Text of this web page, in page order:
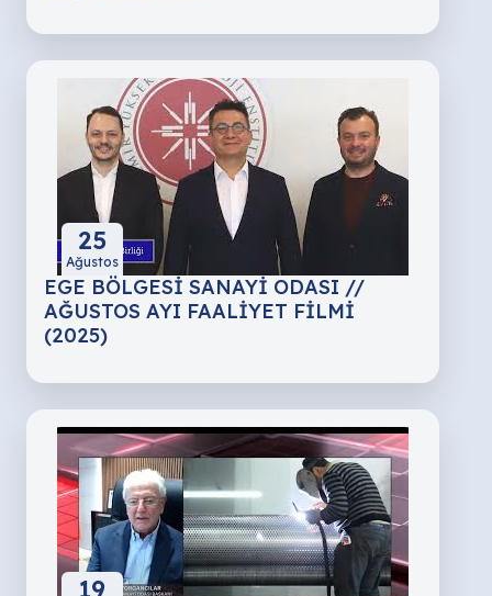
25
Ağustos
EGE BÖLGESİ SANAYİ ODASI //
AĞUSTOS AYI FAALİYET FİLMİ
(2025)
19